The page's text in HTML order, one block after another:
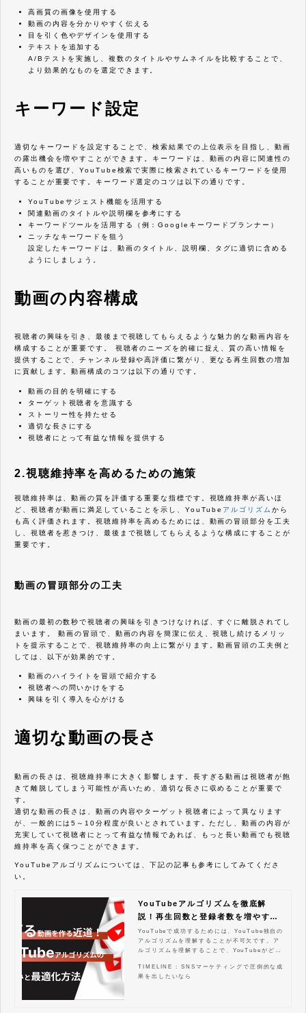
高画質の画像を使用する
動画の内容を分かりやすく伝える
目を引く色やデザインを使用する
テキストを追加する
A/Bテストを実施し、複数のタイトルやサムネイルを比較することで、
より効果的なものを選定できます。
キーワード設定
適切なキーワードを設定することで、検索結果での上位表示を目指し、動画
の露出機会を増やすことができます。キーワードは、動画の内容に関連性の
高いものを選び、YouTube検索で実際に検索されているキーワードを使用
することが重要です。キーワード選定のコツは以下の通りです。
YouTubeサジェスト機能を活用する
関連動画のタイトルや説明欄を参考にする
キーワードツールを活用する（例：Googleキーワードプランナー）
ニッチなキーワードを狙う
設定したキーワードは、動画のタイトル、説明欄、タグに適切に含める
ようにしましょう。
動画の内容構成
視聴者の興味を引き、最後まで視聴してもらえるような魅力的な動画内容を
構成することが重要です。 視聴者のニーズを的確に捉え、質の高い情報を
提供することで、チャンネル登録や高評価に繋がり、更なる再生回数の増加
に貢献します。動画構成のコツは以下の通りです。
動画の目的を明確にする
ターゲット視聴者を意識する
ストーリー性を持たせる
適切な長さにする
視聴者にとって有益な情報を提供する
2.視聴維持率を高めるための施策
視聴維持率は、動画の質を評価する重要な指標です。視聴維持率が高いほ
ど、視聴者が動画に満足していることを示し、YouTube アルゴリズム から
も高く評価されます。視聴維持率を高めるためには、動画の冒頭部分を工夫
し、視聴者を惹きつけ、最後まで視聴してもらえるような構成にすることが
重要です。
動画の冒頭部分の工夫
動画の最初の数秒で視聴者の興味を引きつけなければ、すぐに離脱されてし
まいます。 動画の冒頭で、動画の内容を簡潔に伝え、視聴し続けるメリッ
トを提示することで、視聴維持率の向上に繋がります。動画冒頭の工夫例と
しては、以下が効果的です。
動画のハイライトを冒頭で紹介する
視聴者への問いかけをする
興味を引く導入を心がける
適切な動画の長さ
動画の長さは、視聴維持率に大きく影響します。長すぎる動画は視聴者が飽
きて離脱してしまう可能性が高いため、適切な長さに収めることが重要で
す。
適切な動画の長さは、動画の内容やターゲット視聴者によって異なります
が、一般的には5～10分程度が良いとされています。ただし、動画の内容が
充実していて視聴者にとって有益な情報であれば、もっと長い動画でも視聴
維持率を高く保つことができます。
YouTubeアルゴリズムについては、下記の記事も参考にしてみてくださ
い。
YouTubeアルゴリズムを徹底解
説！再生回数と登録者数を増やす方
法
YouTubeで成功するためには、YouTube独自の
アルゴリズムを理解することが不可欠です。ア
ルゴリズムを理解することで、YouTubeがどの
かが分かります。この記事では、視聴回数や再
生時間、視聴維持率といった基本的な要素か
TIMELINE : SNSマーケティングで圧倒的な成
果を出したいなら